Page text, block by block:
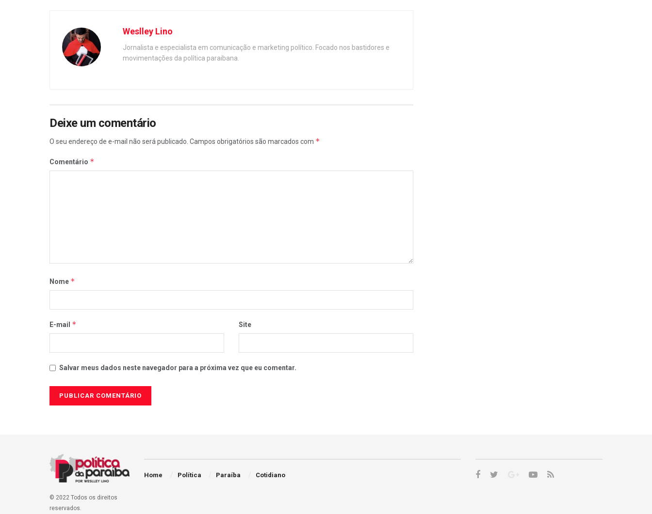
Weslley Lino
Jornalista e especialista em comunicação e marketing político. Focado nos bastidores e
movimentações da política paraibana.
Deixe um comentário
O seu endereço de e-mail não será publicado. Campos obrigatórios são marcados com *
Comentário *
Nome *
E-mail * Site
Salvar meus dados neste navegador para a próxima vez que eu comentar.
© 2022 Todos os direitos
reservados.
Home Política Paraíba Cotidiano